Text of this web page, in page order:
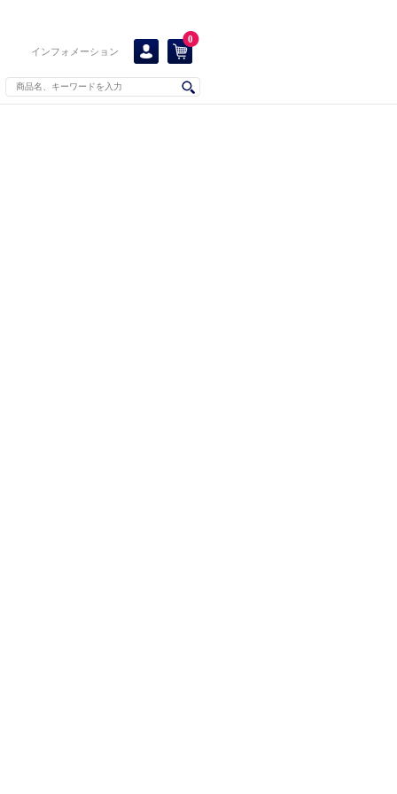
インフォメーション
0